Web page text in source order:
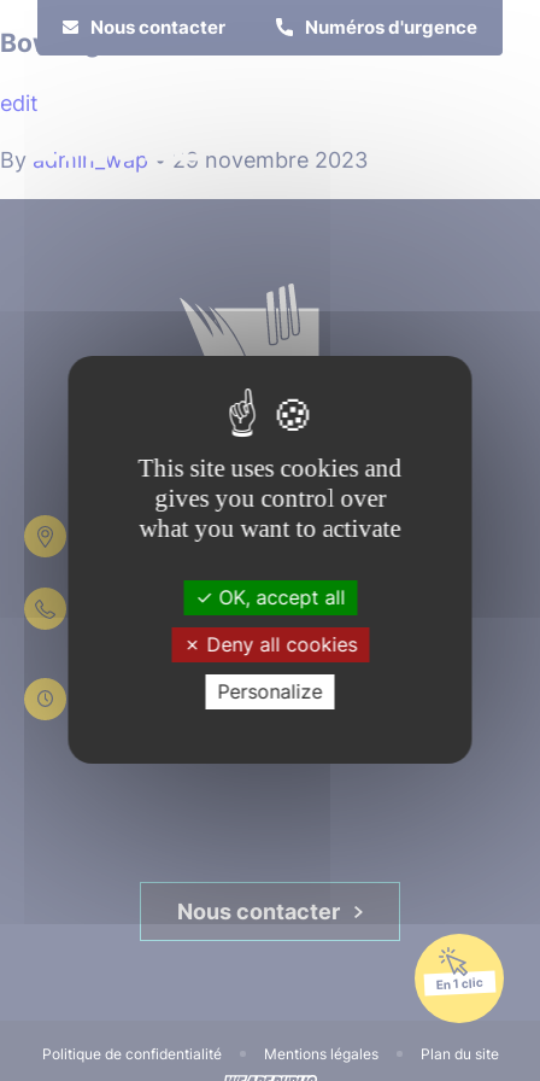
Nous contacter Numéros d'urgence
Bowling
edit
By admin_wap • 29 novembre 2023
Place Fulbert de Beina
02 33 84 44 44
Du lundi au jeudi
de 8h30 à 12h et de 13h30 à 17h30
Nous contacter
Politique de confidentialité Mentions légales Plan du site
En 1 clic
Cookies management panel
This site uses cookies and
gives you control over
what you want to activate
OK, accept all
Deny all cookies
Personalize